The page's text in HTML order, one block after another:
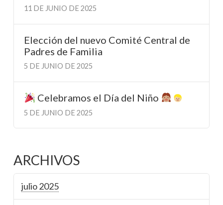
11 DE JUNIO DE 2025
Elección del nuevo Comité Central de
Padres de Familia
5 DE JUNIO DE 2025
Celebramos el Día del Niño
5 DE JUNIO DE 2025
ARCHIVOS
julio 2025